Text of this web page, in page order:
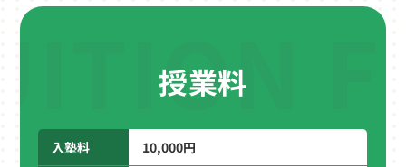
授業料
入塾料 10,000円